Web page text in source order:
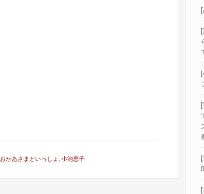
おかあさまといっしょ , 小池恵子